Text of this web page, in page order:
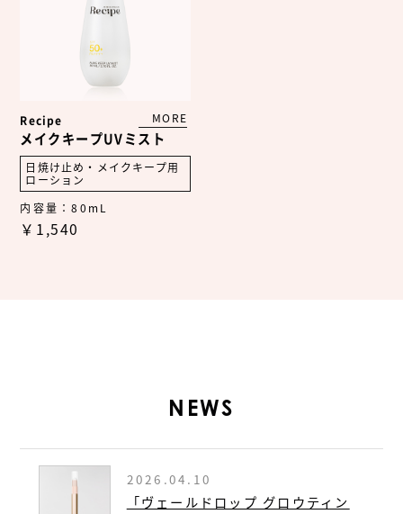
MORE
Recipe
メイクキープUVミスト
日焼け止め・メイクキープ用
ローション
内容量：80mL
￥1,540
NEWS
2026.04.10
「ヴェールドロップ グロウティン